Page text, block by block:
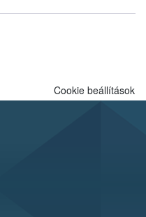
a károsító elleni további
ökológiai termesztésben is
Cookie beállítások